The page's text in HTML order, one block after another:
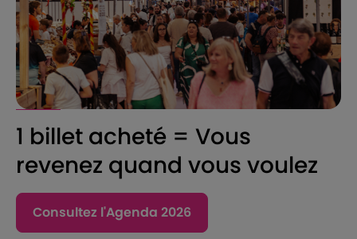
1 billet acheté = Vous
revenez quand vous voulez
Consultez l'Agenda 2026